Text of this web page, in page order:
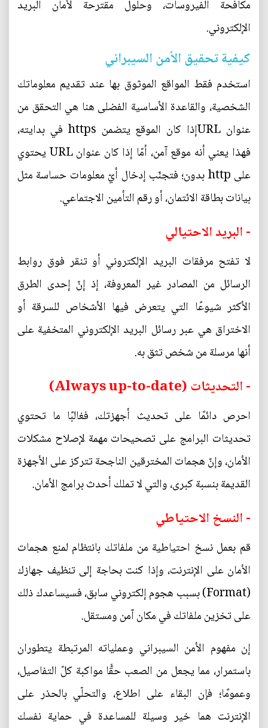
مكافحة الفيروسات، وحلول مقترحة لأمان البريد
الإلكتروني.
كيفية تحقيق الأمن السيبراني
استخدم فقط المواقع الموثوق بها عند تقديم معلوماتك
الشخصية، والقاعدة الأساسية الفضلى هنا هي التحقق من
عنوان URLإذا كان الموقع يتضمن https في بدايته،
فهذا يعني أنه موقع آمن، أمّا إذا كان عنوان URL يحتوي
على http بدون؛ فتجنّب إدخال أيّ معلومات حساسة مثل
بيانات بطاقة الائتمان، أو رقم التأمين الاجتماعي.
- البريد الاحتيالي
لا تفتح مرفقات البريد الإلكتروني أو تنقر فوق روابط
الرسائل من المصادر غير المعروفة، إذ إنّ إحدى الطرق
الأكثر شيوعًا التي يتعرض فيها الأشخاص للسرقة أو
الاختراق هي عبر رسائل البريد الإلكتروني المتخفية على
أنها مرسلة من شخص تثق به.
- التحديثات (Always up-to-date)
احرص دائمًا على تحديث أجهزتك، فغالبًا ما تحتوي
تحديثات البرامج على تصحيحات مهمة لإصلاح مشكلات
الأمان، وإنّ هجمات المخترقين الناجحة تتركز على الأجهزة
القديمة بنسبة كبرى، والتي لا تملك أحدث برامج الأمان.
- النسخ الاحتياطي
قم بعمل نسخ احتياطية من ملفاتك بانتظام لمنع هجمات
الأمان على الإنترنت، وإذا كنت بحاجة إلى تنظيف جهازك
(Format) بسبب هجوم إلكتروني سابق، فسيساعدك ذلك
على تخزين ملفاتك في مكان آمن ومستقل.
إن مفهوم الأمن السيبراني وعملياته المرتبطة يتطوران
باستمرار، مما يجعل من الصعب حقًّا مواكبة كلّ التفاصيل،
وعمومًا؛ فإن البقاء على اطلاع، والتحلّي بالحذر على
الإنترنت هما خير وسيلة للمساعدة في حماية نفسك